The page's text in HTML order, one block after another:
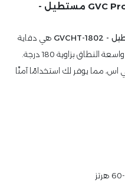
دفاية كهربائية جي في سي برو GVC Pro مستطيل -
هي دفاية
كهربائية فعالة بتقنية حديثة توفر تدفئة واسعة النطاق بزاوية 180 درجة.
اس، مما يوفر لك استخدامًا آمنًا